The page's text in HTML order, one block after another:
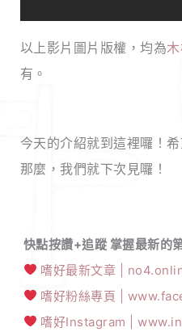
以上影片圖片版權，均為
有。
今天的介紹就到這裡囉！
那麼，我們就下次見囉！
快點按讚+追蹤 掌握最新的
嗜好最新文章 |
嗜好粉絲專頁 |
嗜好Instagram |